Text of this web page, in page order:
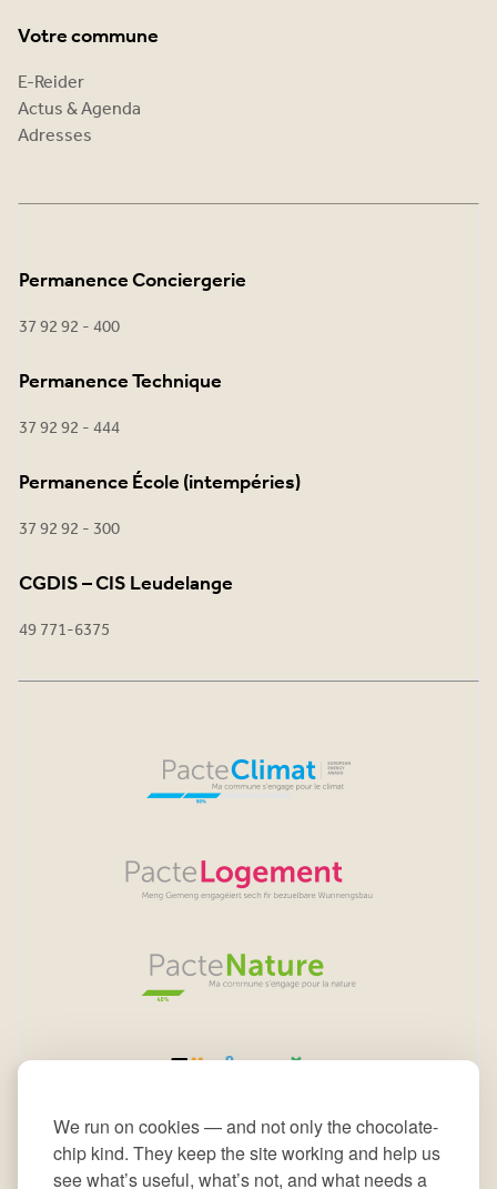
We run on cookies — and not only the chocolate-
chip kind. They keep the site working and help us
see what’s useful, what’s not, and what needs a
Votre commune
E-Reider
Actus & Agenda
Adresses
Permanence Conciergerie
37 92 92 - 400
Permanence Technique
37 92 92 - 444
Permanence École (intempéries)
37 92 92 - 300
CGDIS – CIS Leudelange
49 771-6375